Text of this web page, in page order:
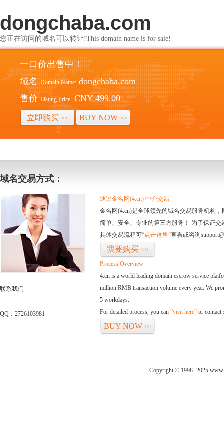
dongchaba.com
您正在访问的域名可以转让!This domain name is for sale!
一口价出售中！
域名 Domain Name: dongchaba.com
售价 Listing Price: CNY 499.00
立即购买 >> BUY NOW >>
域名交易方式：
联系我们
QQ：2726103981
通过金名网(4.cn) 中介交易
金名网(4.cn)是全球领先的域名交易服务机构
简单、安全、专业的第三方服务！ 为了保证
具体交易流程可“点击这里”查看或咨询
我要购买 >>
Process Overview:
4.cn is a world leading domain escrow service
million RMB transaction volume every year. We
5 workdays.
For detailed process, you can “visit here” or contact
BUY NOW >>
Copyright © 1998 -2025